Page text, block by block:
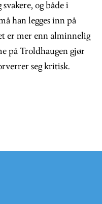
og både i
han legges inn på
er mer enn alminnelig
på Troldhaugen gjør
seg kritisk.